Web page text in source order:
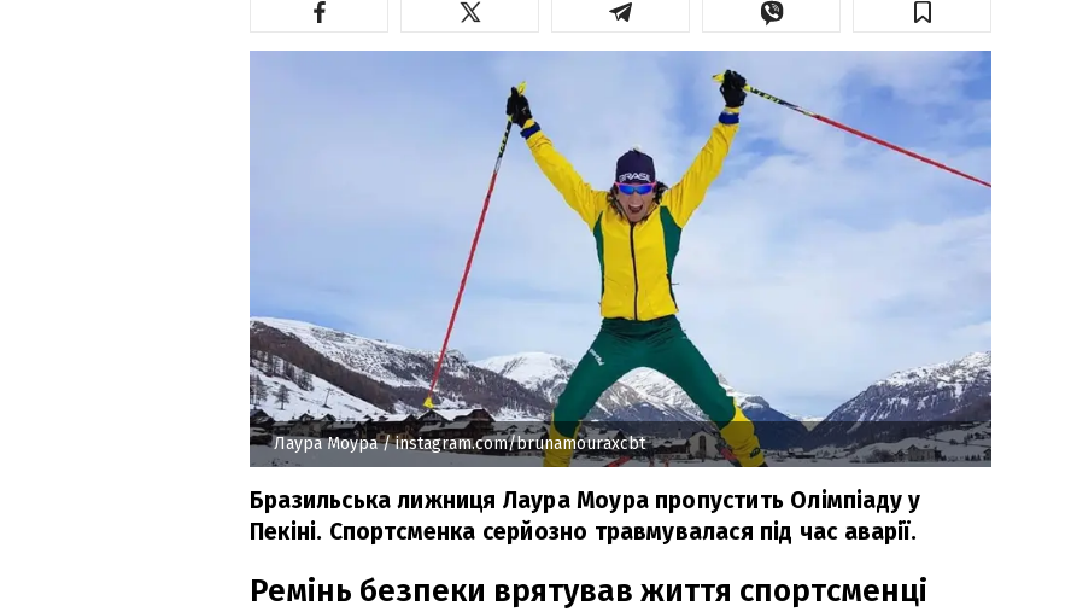
Лаура Моура/ instagram.com/brunamouraxcbt
Бразильська лижниця Лаура Моура пропустить Олімпіаду у
Пекіні. Спортсменка серйозно травмувалася під час аварії.
Ремінь безпеки врятував життя спортсменці